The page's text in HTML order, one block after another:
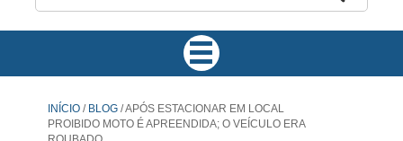
INÍCIO / BLOG /APÓS ESTACIONAR EM LOCAL
PROIBIDO MOTO É APREENDIDA; O VEÍCULO ERA